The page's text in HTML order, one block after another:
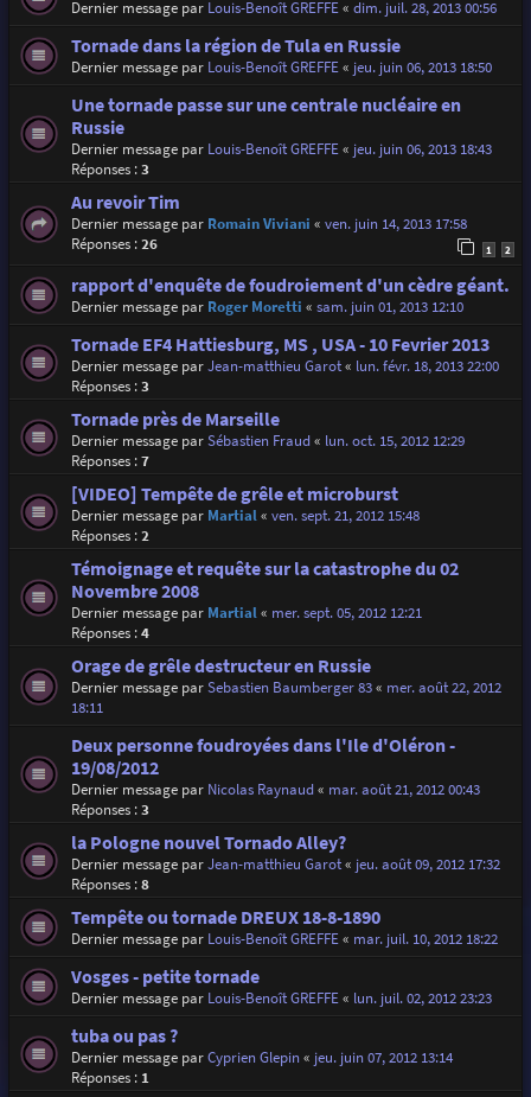
Dernier message par Louis-Benoît GREFFE« dim. juil. 28, 2013 00:56
Tornade dans la région de Tula en Russie
Dernier message par Louis-Benoît GREFFE« jeu. juin 06, 2013 18:50
Une tornade passe sur une centrale nucléaire en
Russie
Dernier message par Louis-Benoît GREFFE« jeu. juin 06, 2013 18:43
Réponses :3
Au revoir Tim
Dernier message par Romain Viviani « ven. juin 14, 2013 17:58
Réponses :26 1 2
rapport d'enquête de foudroiement d'un cèdre géant.
Dernier message par Roger Moretti « sam. juin 01, 2013 12:10
Tornade EF4 Hattiesburg, MS , USA - 10 Fevrier 2013
Dernier message parJean-matthieu Garot« lun. févr. 18, 2013 22:00
Réponses :3
Tornade près de Marseille
Dernier message parSébastien Fraud« lun. oct. 15, 2012 12:29
Réponses :7
[VIDEO] Tempête de grêle et microburst
Dernier message par Martial« ven. sept. 21, 2012 15:48
Réponses :2
Témoignage et requête sur la catastrophe du 02
Novembre 2008
Dernier message par Martial« mer. sept. 05, 2012 12:21
Réponses :4
Orage de grêle destructeur en Russie
Dernier message parSebastien Baumberger 83« mer. août 22, 2012
18:11
Deux personne foudroyées dans l'Ile d'Oléron -
19/08/2012
Dernier message par Nicolas Raynaud« mar. août 21, 2012 00:43
Réponses :3
la Pologne nouvel Tornado Alley?
Dernier message parJean-matthieu Garot« jeu. août 09, 2012 17:32
Réponses :8
Tempête ou tornade DREUX 18-8-1890
Dernier message par Louis-Benoît GREFFE« mar. juil. 10, 2012 18:22
Vosges - petite tornade
Dernier message par Louis-Benoît GREFFE« lun. juil. 02, 2012 23:23
tuba ou pas ?
Dernier message parCyprien Glepin« jeu. juin 07, 2012 13:14
Réponses : 1